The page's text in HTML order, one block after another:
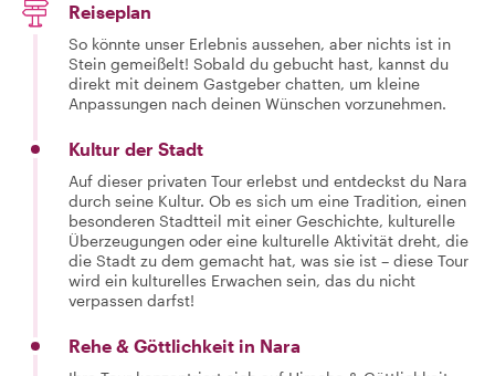
Reiseplan
So könnte unser Erlebnis aussehen, aber nichts ist in
Stein gemeißelt! Sobald du gebucht hast, kannst du
direkt mit deinem Gastgeber chatten, um kleine
Anpassungen nach deinen Wünschen vorzunehmen.
Kultur der Stadt
Auf dieser privaten Tour erlebst und entdeckst du Nara
durch seine Kultur. Ob es sich um eine Tradition, einen
besonderen Stadtteil mit einer Geschichte, kulturelle
Überzeugungen oder eine kulturelle Aktivität dreht, die
die Stadt zu dem gemacht hat, was sie ist – diese Tour
wird ein kulturelles Erwachen sein, das du nicht
verpassen darfst!
Rehe & Göttlichkeit in Nara